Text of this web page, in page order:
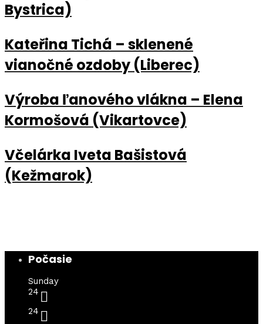
Bystrica)
Kateřina Tichá – sklenené
vianočné ozdoby (Liberec)
Výroba ľanového vlákna – Elena
Kormošová (Vikartovce)
Včelárka Iveta Bašistová
(Kežmarok)
Počasie
Sunday
24
24